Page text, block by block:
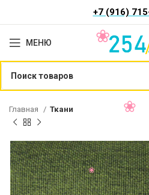
+7 (916)
МЕНЮ
Главная Ткани